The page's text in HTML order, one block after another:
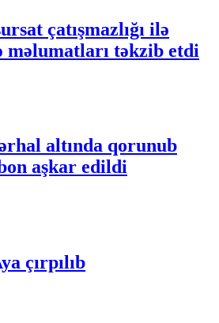
çatışmazlığı ilə
məlumatları təkzib etdi
altında qorunub
aşkar edildi
çırpılıb